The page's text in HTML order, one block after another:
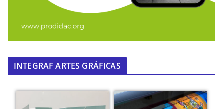
INTEGRAF ARTES GRÁFICAS